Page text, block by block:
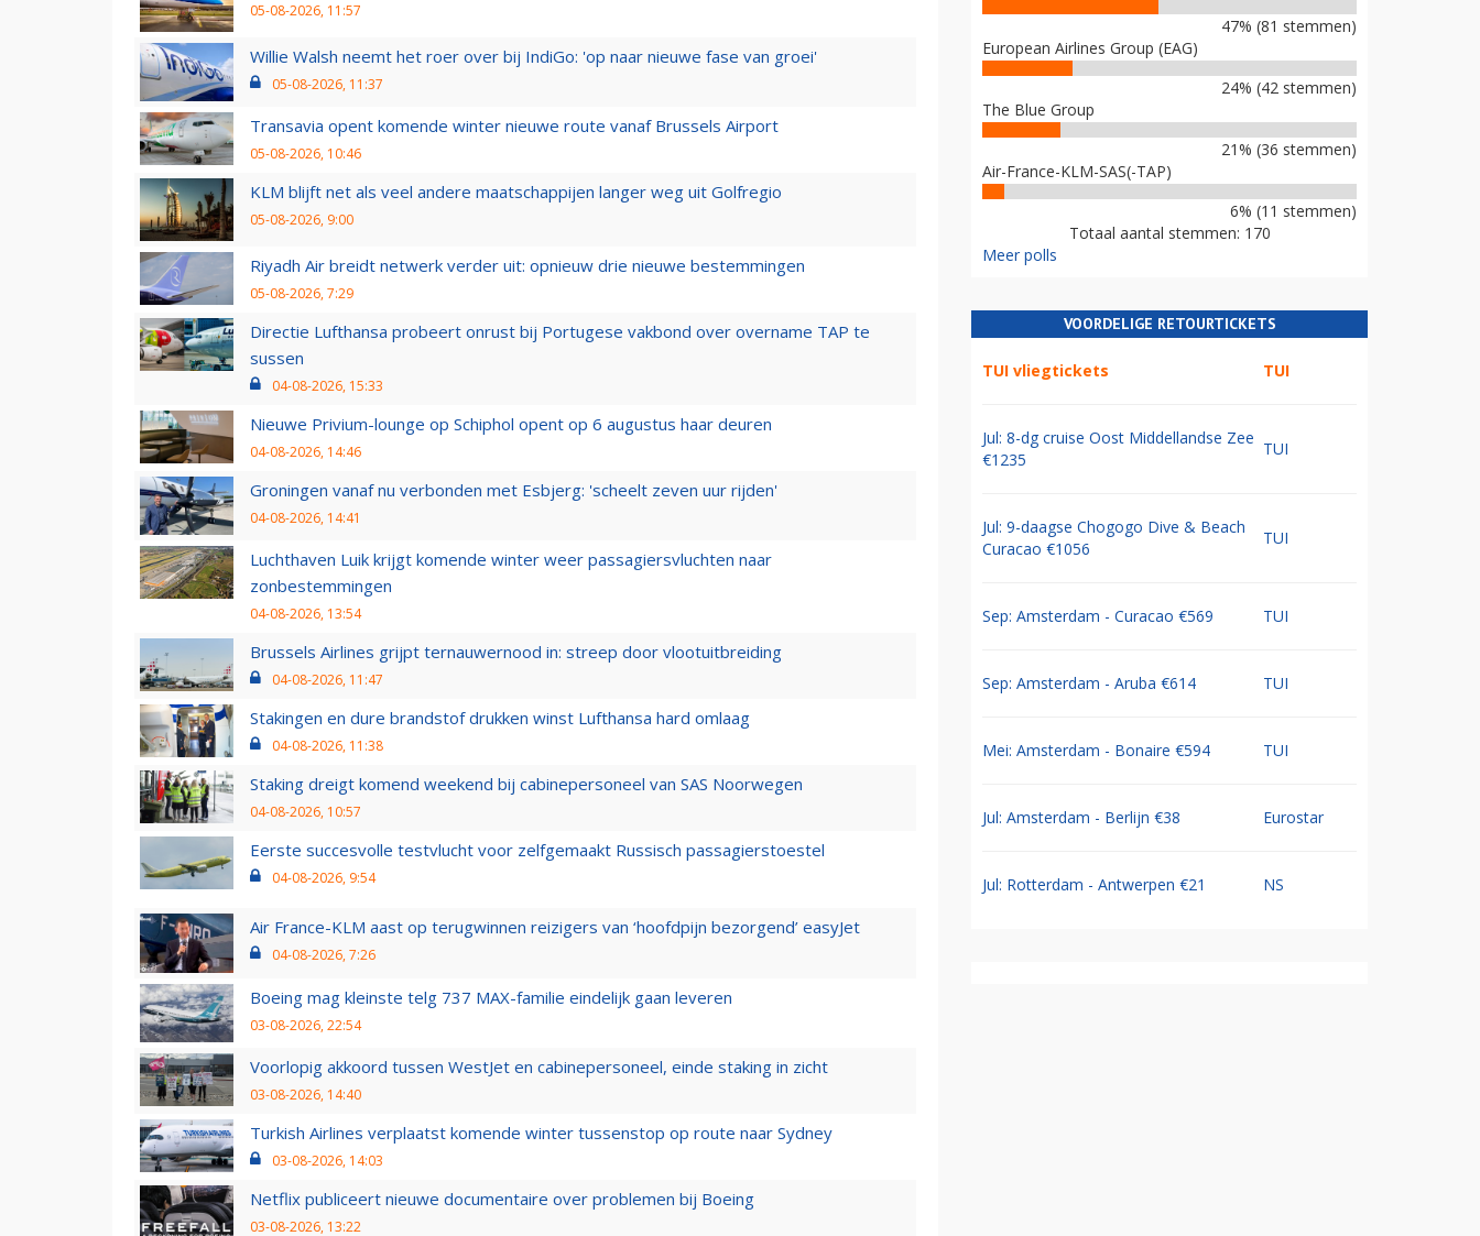
05-08-2026, 11:57
Willie Walsh neemt het roer over bij IndiGo: 'op naar nieuwe fase van groei'
05-08-2026, 11:37
Transavia opent komende winter nieuwe route vanaf Brussels Airport
05-08-2026, 10:46
KLM blijft net als veel andere maatschappijen langer weg uit Golfregio
05-08-2026, 9:00
Riyadh Air breidt netwerk verder uit: opnieuw drie nieuwe bestemmingen
05-08-2026, 7:29
Directie Lufthansa probeert onrust bij Portugese vakbond over overname TAP te
sussen
04-08-2026, 15:33
Nieuwe Privium-lounge op Schiphol opent op 6 augustus haar deuren
04-08-2026, 14:46
Groningen vanaf nu verbonden met Esbjerg: 'scheelt zeven uur rijden'
04-08-2026, 14:41
Luchthaven Luik krijgt komende winter weer passagiersvluchten naar
zonbestemmingen
04-08-2026, 13:54
Brussels Airlines grijpt ternauwernood in: streep door vlootuitbreiding
04-08-2026, 11:47
Stakingen en dure brandstof drukken winst Lufthansa hard omlaag
04-08-2026, 11:38
Staking dreigt komend weekend bij cabinepersoneel van SAS Noorwegen
04-08-2026, 10:57
Eerste succesvolle testvlucht voor zelfgemaakt Russisch passagierstoestel
04-08-2026, 9:54
Air France-KLM aast op terugwinnen reizigers van ‘hoofdpijn bezorgend’ easyJet
04-08-2026, 7:26
Boeing mag kleinste telg 737 MAX-familie eindelijk gaan leveren
03-08-2026, 22:54
Voorlopig akkoord tussen WestJet en cabinepersoneel, einde staking in zicht
03-08-2026, 14:40
Turkish Airlines verplaatst komende winter tussenstop op route naar Sydney
03-08-2026, 14:03
Netflix publiceert nieuwe documentaire over problemen bij Boeing
03-08-2026, 13:22
47% (81 stemmen)
European Airlines Group (EAG)
24% (42 stemmen)
The Blue Group
21% (36 stemmen)
Air-France-KLM-SAS(-TAP)
6% (11 stemmen)
Totaal aantal stemmen: 170
Meer polls
VOORDELIGE RETOURTICKETS
TUI vliegtickets TUI
Jul: 8-dg cruise Oost Middellandse Zee
€1235
TUI
Jul: 9-daagse Chogogo Dive & Beach
Curacao €1056
TUI
Sep: Amsterdam - Curacao €569 TUI
Sep: Amsterdam - Aruba €614 TUI
Mei: Amsterdam - Bonaire €594 TUI
Jul: Amsterdam - Berlijn €38 Eurostar
Jul: Rotterdam - Antwerpen €21 NS